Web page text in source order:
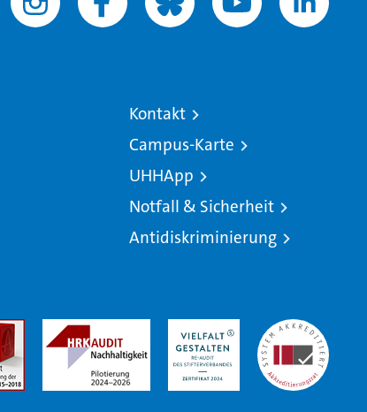
Kontakt
Campus-Karte
UHHApp
Notfall & Sicherheit
Antidiskriminierung